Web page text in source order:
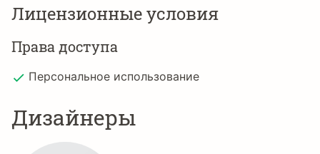
Лицензионные условия
Права доступа
Персональное использование
Дизайнеры